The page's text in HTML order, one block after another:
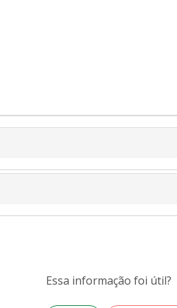
Essa informação foi útil?